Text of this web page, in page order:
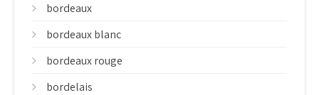
bordeaux
bordeaux blanc
bordeaux rouge
bordelais